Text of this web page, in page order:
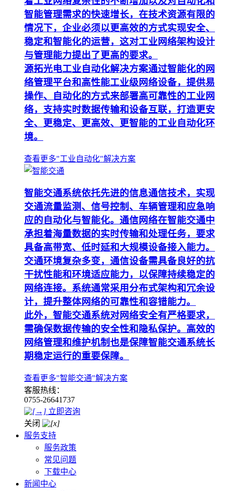
智能管理需求的快速增长，在技术资源有限的
情况下，企业必须以更高效的方式实现安全、
稳定和智能化的运营，这对工业网络架构设计
与管理能力提出了更高的要求。
源拓光电工业自动化解决方案通过智能化的网
络管理平台和高性能工业级网络设备，提供易
操作、自动化的方式来部署高可靠性的工业网
络，支持实时数据传输和设备互联，打造更安
全、更稳定、更高效、更智能的工业自动化环
境。
查看更多"工业自动化"解决方案
智能交通系统依托先进的信息通信技术，实现
交通流量监测、信号控制、车辆管理和应急响
应的自动化与智能化。通信网络在智能交通中
承担着海量数据的实时传输和处理任务，要求
具备高带宽、低时延和大规模设备接入能力。
交通环境复杂多变，通信设备需具备良好的抗
干扰性能和环境适应能力，以保障持续稳定的
网络连接。系统通常采用分布式架构和冗余设
计，提升整体网络的可靠性和容错能力。
此外，智能交通系统对网络安全有严格要求，
需确保数据传输的安全性和隐私保护。高效的
网络管理和维护机制也是保障智能交通系统长
期稳定运行的重要保障。
查看更多"智能交通"解决方案
客服热线：
0755-26641737
立即咨询
关闭
服务支持
服务政策
常见问题
下载中心
新闻中心